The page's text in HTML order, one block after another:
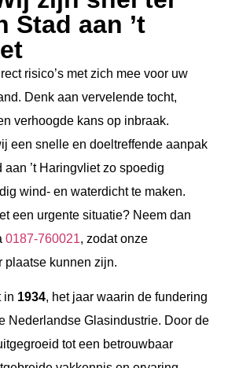
Stad aan ’t
risico’s met zich mee voor uw
Denk aan vervelende tocht,
verhoogde kans op inbraak.
een snelle en doeltreffende aanpak
’t Haringvliet zo spoedig
wind- en waterdicht te maken.
een urgente situatie? Neem dan
0187-760021, zodat onze
plaatse kunnen zijn.
in 1934, het jaar waarin de fundering
Nederlandse Glasindustrie. Door de
tot een betrouwbaar